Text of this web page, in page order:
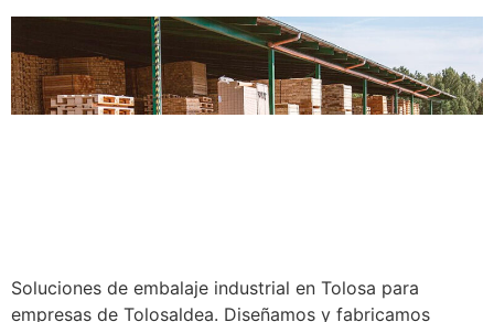
Soluciones de embalaje industrial en Tolosa para
empresas de Tolosaldea. Diseñamos y fabricamos